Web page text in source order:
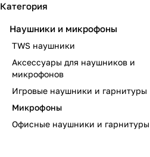
Категория
Наушники и микрофоны
TWS наушники
Аксессуары для наушников и
микрофонов
Игровые наушники и гарнитуры
Микрофоны
Офисные наушники и гарнитуры